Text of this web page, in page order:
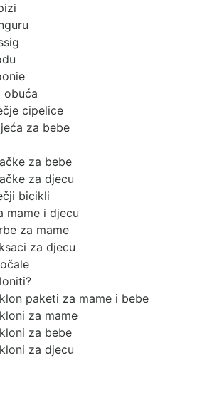
obuća
cipelice
za bebe
za bebe
za djecu
bicikli
mame i djecu
za mame
za djecu
paketi za mame i bebe
za mame
za bebe
za djecu